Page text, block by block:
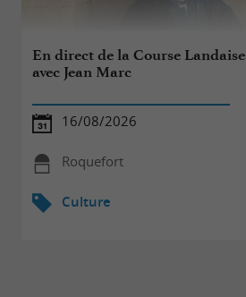
En direct de la Course Landaise
avec Jean Marc
16/08/2026
Roquefort
Culture